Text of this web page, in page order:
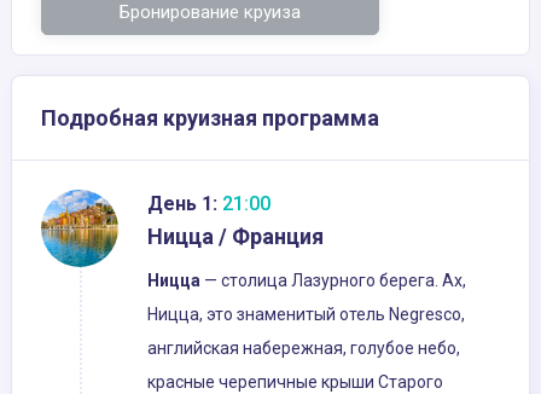
Бронирование круиза
Подробная круизная программа
День 1: 21:00
Ницца / Франция
Ницца — столица Лазурного берега. Ах,
Ницца, это знаменитый отель Negresco,
английская набережная, голубое небо,
красные черепичные крыши Старого